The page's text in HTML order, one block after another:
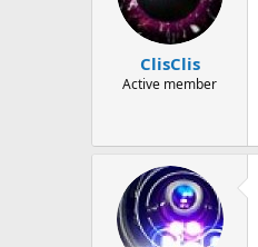
ClisClis
Active member